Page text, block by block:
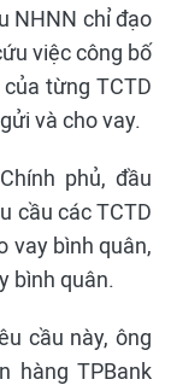
NHNN chỉ đạo
việc công bố
từng TCTD
và cho vay.
phủ, đầu
cầu các TCTD
vay bình quân,
bình quân.
cầu này, ông
hàng TPBank